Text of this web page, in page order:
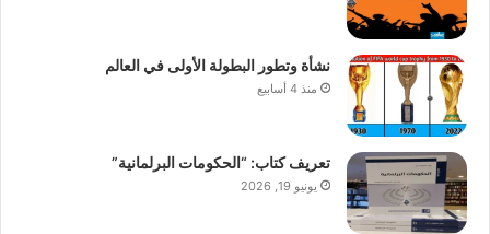
نشأة وتطور البطولة الأولى في العالم
منذ 4 أسابيع
تعريف كتاب: “الحكومات البرلمانية”
يونيو 19, 2026